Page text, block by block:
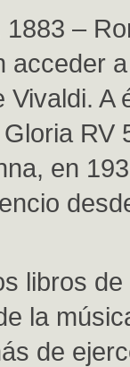
–
acceder
A
RV
en
libros
la
de